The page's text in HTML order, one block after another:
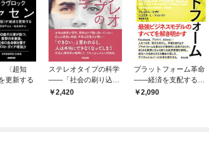
〈超知
更新する
ステレオタイプの科学
――「社会の刷り込
み」は成果にどう影響
2,420
プラットフォーム革命
――経済を支配するビ
ジネスモデルはどう機
2,090